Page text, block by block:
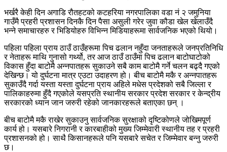
भर्खरै केही दिन अगाडि रौतहटको कटहरिया नगरपालिका वडा नं २ जमुनिया
गाउँमै प्रहरी प्रशासन दिनकै दिन पैसा असुली गरेर जुवा कौडा खेल खेलाउँदै
भन्ने समाचारहरु र भिडियोहरु विभिन्न मिडियाहरूमा सार्वजनिक भएको थियो।
पहिला पहिला प्राय ठाउँ ठाउँहरूमा पिच ढलान नहुँदा जनताहरूले जनप्रतिनिधि
र नेताहरू माथि गुनासो गर्थ्यो, तर आज ठाउँ ठाउँमा पिच ढलान बाटोघाटोको
विकास हुँदा बाटोमै अन्नपातहरू सुकाउने सबै काम बाटोमै गर्ने चलन बढ्दै गएको
देखिन्छ। यो दुर्घटना मात्र एउटा उदाहरण हो। बीच बाटोमै मकै र अन्नपातहरू
सुकाउँदै गर्दा यस्ता यस्ता दुर्घटना प्राय अहिले मधेस प्रदेशको सबै जिल्ला र
पालिकाहरुमा हुँदै गएकोले यसप्रति स्थानीय सरकार प्रदेश सरकार र केन्द्रीय
सरकारको ध्यान जान जरुरी रहेको जानकारहरूले बताएका छन् ।
बीच बाटोमै मकै राखेर सुकाउनु सार्वजनिक सुरक्षाको दृष्टिकोणले जोखिमपूर्ण
कार्य हो। यसबारे निगरानी र कारबाहीको मुख्य जिम्मेवारी स्थानीय तह र प्रहरी
प्रशासनको हो। साथै किसानहरूले पनि यसबारे सचेत र जिम्मेवार बन्नु जरुरी
छ।